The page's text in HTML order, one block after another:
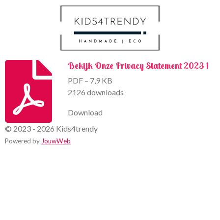
Bekijk Onze Privacy Statement 2023 1
PDF – 7,9 KB
2126 downloads
Download
© 2023 - 2026 Kids4trendy
Powered by JouwWeb